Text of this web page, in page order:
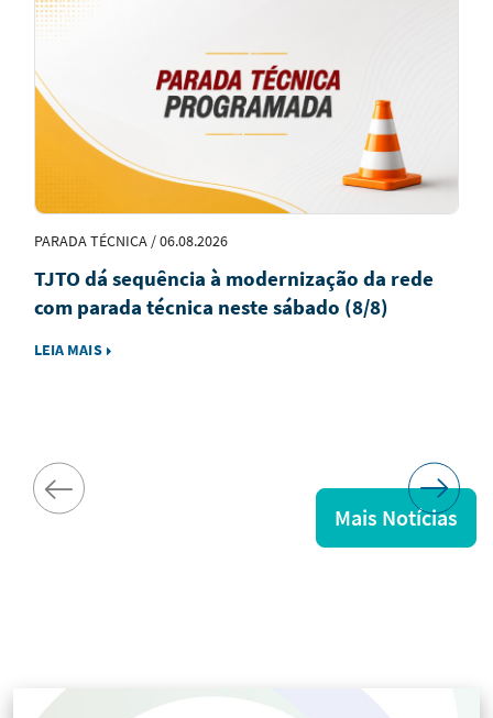
em
PARADA TÉCNICA / 06.08.2026
TJTO dá sequência à modernização da rede
com parada técnica neste sábado (8/8)
LEIA MAIS
Mais Notícias